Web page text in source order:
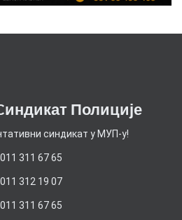
Полиције
синдикат у МУП-у!
011 311 67 65
011 312 19 07
011 311 67 65